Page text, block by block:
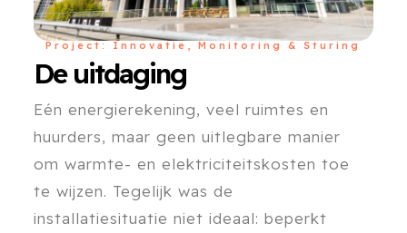
Project: Innovatie, Monitoring & Sturing
De uitdaging
Eén energierekening, veel ruimtes en
huurders, maar geen uitlegbare manier
om warmte- en elektriciteitskosten toe
te wijzen. Tegelijk was de
installatiesituatie niet ideaal: beperkt